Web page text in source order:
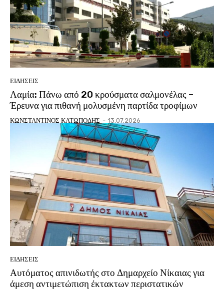
ΕΙΔΗΣΕΙΣ
Λαμία: Πάνω από 20 κρούσματα σαλμονέλας –
Έρευνα για πιθανή μολυσμένη παρτίδα τροφίμων
ΚΩΝΣΤΑΝΤΙΝΟΣ ΚΑΤΩΠΟΔΗΣ - 13.07.2026
ΕΙΔΗΣΕΙΣ
Αυτόματος απινιδωτής στο Δημαρχείο Νίκαιας για
άμεση αντιμετώπιση έκτακτων περιστατικών